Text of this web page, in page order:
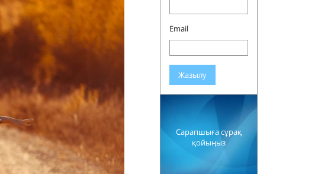
Email
Жазылу
Сарапшыға сұрақ
қойыңыз